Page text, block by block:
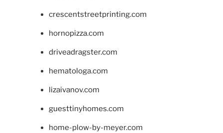
crescentstreetprinting.com
hornopizza.com
driveadragster.com
hematologa.com
lizaivanov.com
guesttinyhomes.com
home-plow-by-meyer.com